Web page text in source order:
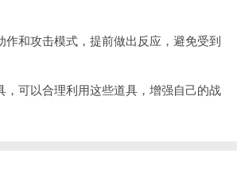
作和攻击模式，提前做出反应，避免受到
，可以合理利用这些道具，增强自己的战